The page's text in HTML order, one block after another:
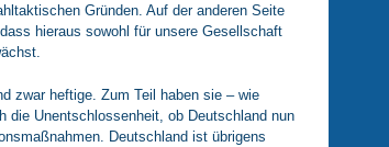
Gründen. Auf der anderen Seite
hieraus sowohl für unsere Gesellschaft
zwar heftige. Zum Teil haben sie – wie
die Unentschlossenheit, ob Deutschland nun
Deutschland ist übrigens